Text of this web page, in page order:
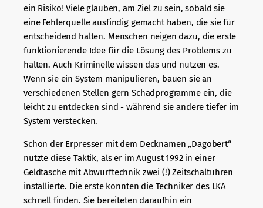
ein Risiko! Viele glauben, am Ziel zu sein, sobald sie
eine Fehlerquelle ausfindig gemacht haben, die sie für
entscheidend halten. Menschen neigen dazu, die erste
funktionierende Idee für die Lösung des Problems zu
halten. Auch Kriminelle wissen das und nutzen es.
Wenn sie ein System manipulieren, bauen sie an
verschiedenen Stellen gern Schadprogramme ein, die
leicht zu entdecken sind - während sie andere tiefer im
System verstecken.
Schon der Erpresser mit dem Decknamen „Dagobert“
nutzte diese Taktik, als er im August 1992 in einer
Geldtasche mit Abwurftechnik zwei (!) Zeitschaltuhren
installierte. Die erste konnten die Techniker des LKA
schnell finden. Sie bereiteten daraufhin ein